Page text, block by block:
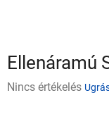
Ellenáramú
ANincs értékelés